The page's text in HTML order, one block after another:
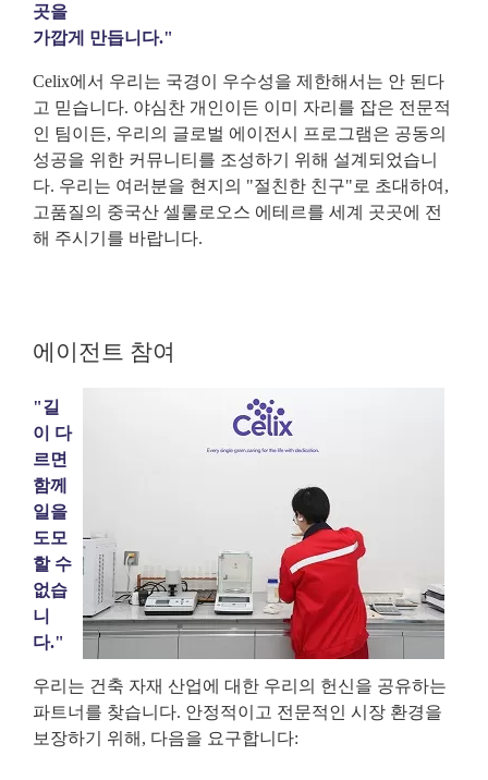
곳을
가깝게 만듭니다."
Celix에서 우리는 국경이 우수성을 제한해서는 안 된다
고 믿습니다. 야심찬 개인이든 이미 자리를 잡은 전문적
인 팀이든, 우리의 글로벌 에이전시 프로그램은 공동의
성공을 위한 커뮤니티를 조성하기 위해 설계되었습니
다. 우리는 여러분을 현지의 "절친한 친구"로 초대하여,
고품질의 중국산 셀룰로오스 에테르를 세계 곳곳에 전
해 주시기를 바랍니다.
에이전트 참여
"길
이 다
르면
함께
일을
도모
할 수
없습
니
다."
우리는 건축 자재 산업에 대한 우리의 헌신을 공유하는
파트너를 찾습니다. 안정적이고 전문적인 시장 환경을
보장하기 위해, 다음을 요구합니다: